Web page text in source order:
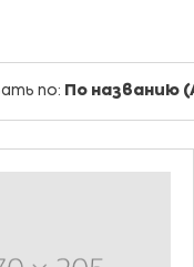
по: По названию